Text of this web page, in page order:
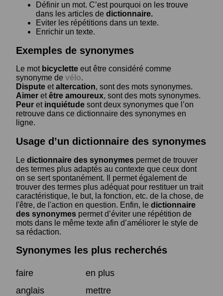
Définir un mot. C’est pourquoi on les trouve
dans les articles de dictionnaire.
Eviter les répétitions dans un texte.
Enrichir un texte.
Exemples de synonymes
Le mot bicyclette eut être considéré comme
synonyme de vélo.
Dispute etaltercation, sont des mots synonymes.
Aimer etêtre amoureux, sont des mots synonymes.
Peur et inquiétude sont deux synonymes que l’on
retrouve dans ce dictionnaire des synonymes en
ligne.
Usage d’un dictionnaire des synonymes
Le dictionnaire des synonymes permet de trouver
des termes plus adaptés au contexte que ceux dont
on se sert spontanément. Il permet également de
trouver des termes plus adéquat pour restituer un trait
caractéristique, le but, la fonction, etc. de la chose, de
l'être, de l'action en question. Enfin, le dictionnaire
des synonymes permet d’éviter une répétition de
mots dans le même texte afin d’améliorer le style de
sa rédaction.
Synonymes les plus recherchés
faire
en plus
anglais
mettre